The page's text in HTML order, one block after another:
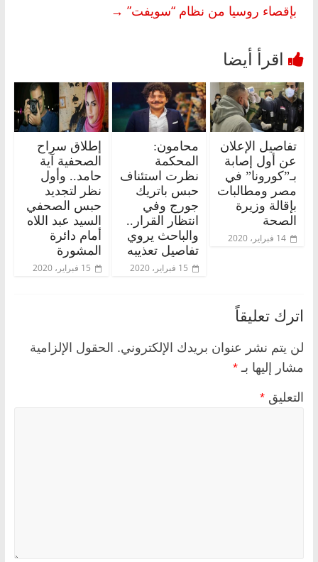
بإقصاء روسيا من نظام “سويفت” →
تفاصيل الإعلان
عن أول إصابة
بـ”كورونا” في
مصر ومطالبات
بإقالة وزيرة
الصحة
14 فبراير، 2020
محامون:
المحكمة
نظرت استئناف
حبس باتريك
جورج وفي
انتظار القرار..
والباحث يروي
تفاصيل تعذيبه
15 فبراير، 2020
إطلاق سراح
الصحفية آية
حامد.. وأول
نظر لتجديد
حبس الصحفي
السيد عبد اللاه
أمام دائرة
المشورة
15 فبراير، 2020
اترك تعليقاً
لن يتم نشر عنوان بريدك الإلكتروني. الحقول الإلزامية
مشار إليها بـ *
التعليق *